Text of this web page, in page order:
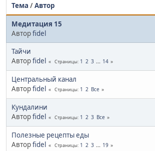
Тема /Автор
Медитация 15
Авторfidel
Тайчи
Авторfidel Страницы 1 2 3 ... 14
Центральный канал
Авторfidel Страницы 1 2 Все
Кундалини
Авторfidel Страницы 1 2 3 Все
Полезные рецепты еды
Авторfidel Страницы 1 2 3 ... 19